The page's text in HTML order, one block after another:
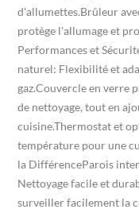
d'allumettes.Brûleur
protège l'allumage et
Performances et
naturel: Flexibilité et
gaz.Couvercle en verre
de nettoyage, tout en
cuisine.Thermostat et
température pour une
la DifférenceParois
Nettoyage facile et
surveiller facilement la